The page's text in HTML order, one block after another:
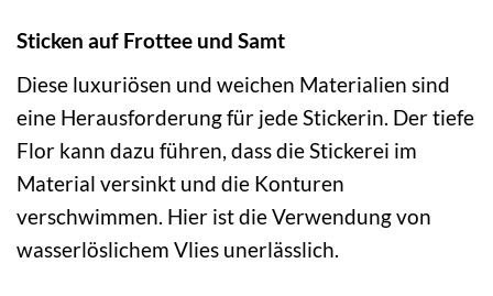
Sticken auf Frottee und Samt
Diese luxuriösen und weichen Materialien sind
eine Herausforderung für jede Stickerin. Der tiefe
Flor kann dazu führen, dass die Stickerei im
Material versinkt und die Konturen
verschwimmen. Hier ist die Verwendung von
wasserlöslichem Vlies unerlässlich.